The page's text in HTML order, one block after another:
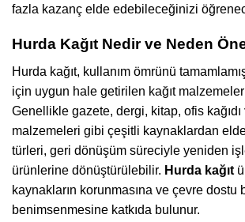
fazla kazanç elde edebileceğinizi
Hurda Kağıt Nedir ve Neden
Hurda kağıt, kullanım ömrünü
için uygun hale getirilen kağıt
Genellikle gazete, dergi, kitap, ofis
malzemeleri gibi çeşitli kaynaklardan
türleri, geri dönüşüm süreciyle yeniden
ürünlerine dönüştürülebilir. Hurda kağıt
kaynakların korunmasına ve çevre dostu
benimsenmesine katkıda bulunur.